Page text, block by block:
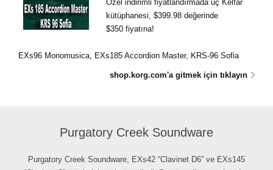
Özel indirimli fiyatlandırmada üç Kelfar
kütüphanesi, $399.98 değerinde
$350 fiyatına!
EXs96 Monomusica, EXs185 Accordion Master, KRS-96 Sofia
shop.korg.com'a gitmek için tıklayın
Purgatory Creek Soundware
Purgatory Creek Soundware, EXs42 “Clavinet D6” ve EXs145